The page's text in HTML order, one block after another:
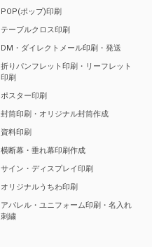
POP(ポップ)印刷
テーブルクロス印刷
DM・ダイレクトメール印刷・発送
折りパンフレット印刷・リーフレット
印刷
ポスター印刷
封筒印刷・オリジナル封筒作成
資料印刷
横断幕・垂れ幕印刷作成
サイン・ディスプレイ印刷
オリジナルうちわ印刷
アパレル・ユニフォーム印刷・名入れ
刺繍